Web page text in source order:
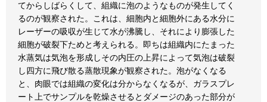
てからしばらくして、組織に泡のようなものが発生してく
るのが観察された。これは、細胞内と細胞外にある水分に
レーザーの吸収が生じて水が沸騰し、それにより膨張した
細胞が破裂下ためと考えられる。即ちは組織内にたまった
水蒸気は気泡を形成しその内圧の上昇によって気泡は破裂
し四方に飛び散る蒸散現象が観察された。泡がなくなる
と、肉眼では組織の変化は分からなくなるが、ガラスプレ
ート上でサンプルを乾燥させるとダメージのあった部分が